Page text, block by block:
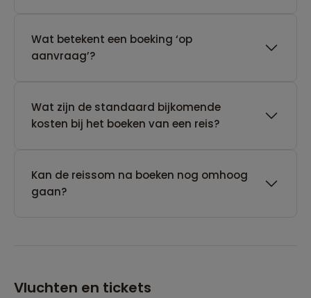
Wat betekent een boeking ‘op
aanvraag’?
Wat zijn de standaard bijkomende
kosten bij het boeken van een reis?
Kan de reissom na boeken nog omhoog
gaan?
Vluchten en tickets